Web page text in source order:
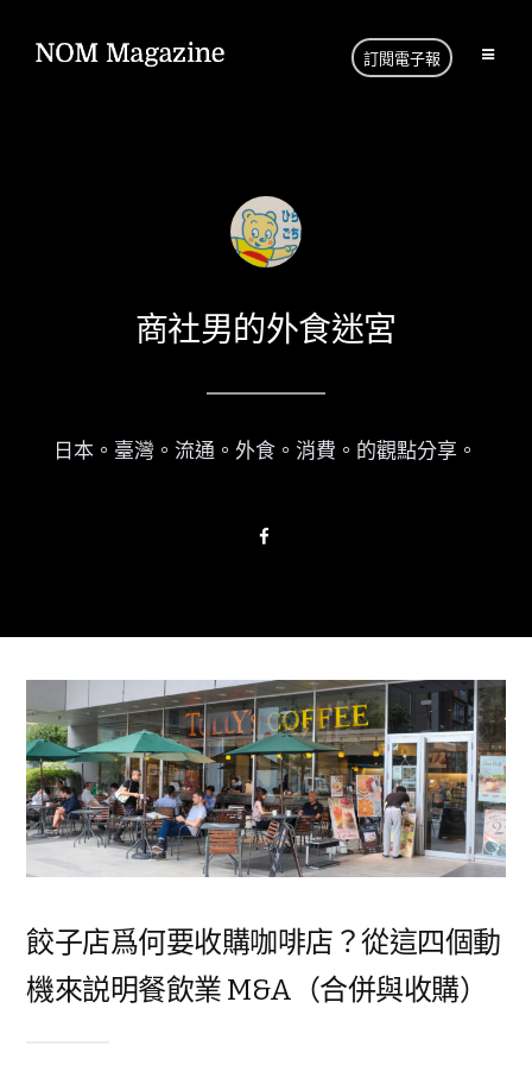
訂閱電子報
商社男的外食迷宮
日本。臺灣。流通。外食。消費。的觀點分享。
餃子店爲何要收購咖啡店？從這四個動
機來説明餐飲業 M&A（合併與收購）